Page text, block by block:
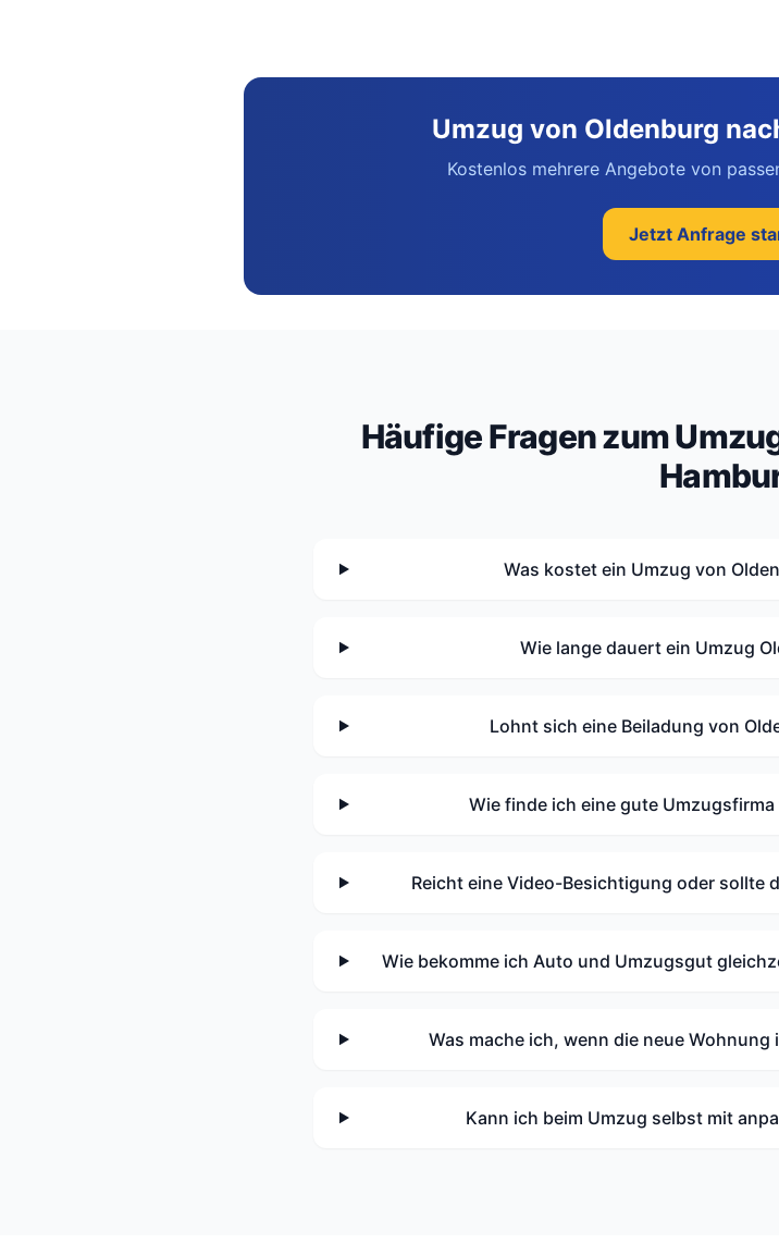
Umzug von Oldenburg
Kostenlos mehrere Angebote von
Jetzt Anfrage
Häufige Fragen zum
Was kostet ein Umzug von
Wie lange dauert ein Umzug
Lohnt sich eine Beiladung von
Wie finde ich eine gute
Reicht eine Video-Besichtigung oder sollte
Wie bekomme ich Auto und Umzugsgut
Was mache ich, wenn die neue
Kann ich beim Umzug selbst mit